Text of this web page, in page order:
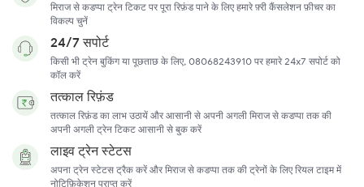
मिराज से कडप्पा ट्रेन टिकट पर पूरा रिफ़ंड पाने के लिए हमारे फ़्री कैंसलेशन फ़ीचर का
विकल्प चुनें
24/7 सपोर्ट
किसी भी ट्रेन बुकिंग या पूछताछ के लिए, 08068243910 पर हमारे 24x7 सपोर्ट को
कॉल करें
तत्काल रिफ़ंड
तत्काल रिफ़ंड का लाभ उठायें और आसानी से अपनी अगली मिराज से कडप्पा तक की
अपनी अगली ट्रेन टिकट आसानी से बुक करें
लाइव ट्रेन स्टेटस
अपना ट्रेन स्टेटस ट्रैक करें और मिराज से कडप्पा तक की ट्रेनों के लिए रियल टाइम में
नोटिफ़िकेशन प्राप्त करें